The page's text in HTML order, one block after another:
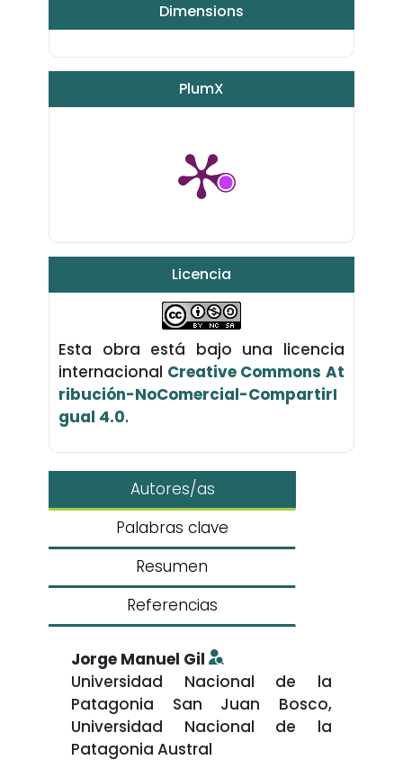
Dimensions
PlumX
Licencia
Esta obra está bajo una licencia
internacional Creative Commons At
ribución-NoComercial-CompartirI
gual 4.0.
Autores/as
Palabras clave
Resumen
Referencias
Jorge Manuel Gil
Universidad Nacional de la
Patagonia San Juan Bosco,
Universidad Nacional de la
Patagonia Austral